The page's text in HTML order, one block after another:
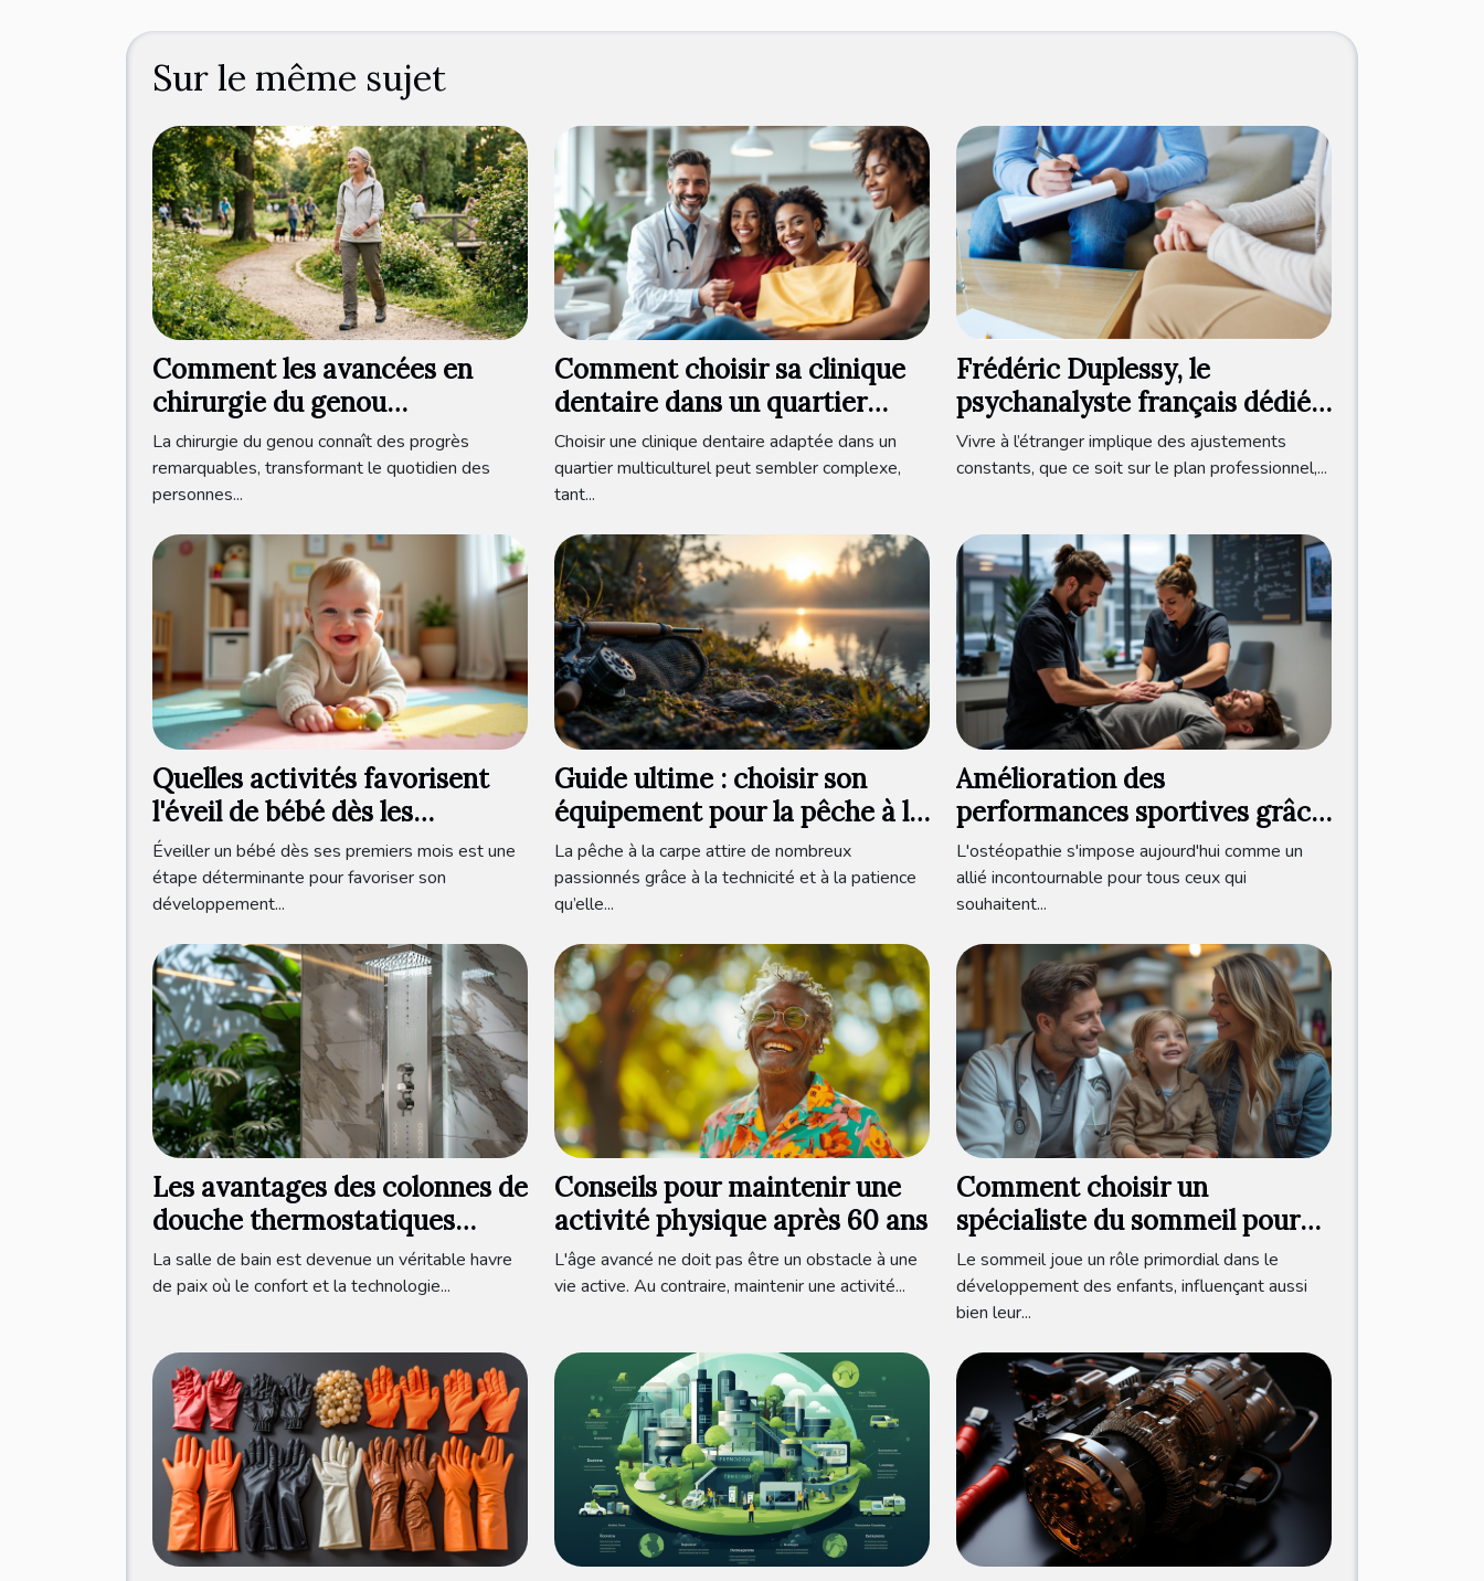
Sur le même sujet
Comment les avancées en
chirurgie du genou
améliorent-elles la qualité de
vie ?
La chirurgie du genou connaît des progrès
remarquables, transformant le quotidien des
personnes...
Comment choisir sa clinique
dentaire dans un quartier
multiculturel ?
Choisir une clinique dentaire adaptée dans un
quartier multiculturel peut sembler complexe,
tant...
Frédéric Duplessy, le
psychanalyste français dédié
aux expatriés francophones
Vivre à l’étranger implique des ajustements
constants, que ce soit sur le plan professionnel,...
Quelles activités favorisent
l'éveil de bébé dès les
premiers mois ?
Éveiller un bébé dès ses premiers mois est une
étape déterminante pour favoriser son
développement...
Guide ultime : choisir son
équipement pour la pêche à la
carpe ?
La pêche à la carpe attire de nombreux
passionnés grâce à la technicité et à la patience
qu’elle...
Amélioration des
performances sportives grâce
à l'ostéopathie
L'ostéopathie s'impose aujourd'hui comme un
allié incontournable pour tous ceux qui
souhaitent...
Les avantages des colonnes de
douche thermostatiques
modernes
La salle de bain est devenue un véritable havre
de paix où le confort et la technologie...
Conseils pour maintenir une
activité physique après 60 ans
L'âge avancé ne doit pas être un obstacle à une
vie active. Au contraire, maintenir une activité...
Comment choisir un
spécialiste du sommeil pour
votre enfant : critères et
bénéfices d'une consultation
professionnelle
Le sommeil joue un rôle primordial dans le
développement des enfants, influençant aussi
bien leur...